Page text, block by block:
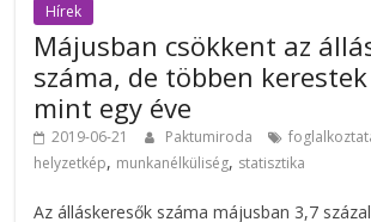
Hírek
Májusban csökkent az
száma, de többen
mint egy éve
2019-06-21 Paktumiroda
helyzetkép, munkanélküliség, statisztika
Az álláskeresők száma májusban 3,7